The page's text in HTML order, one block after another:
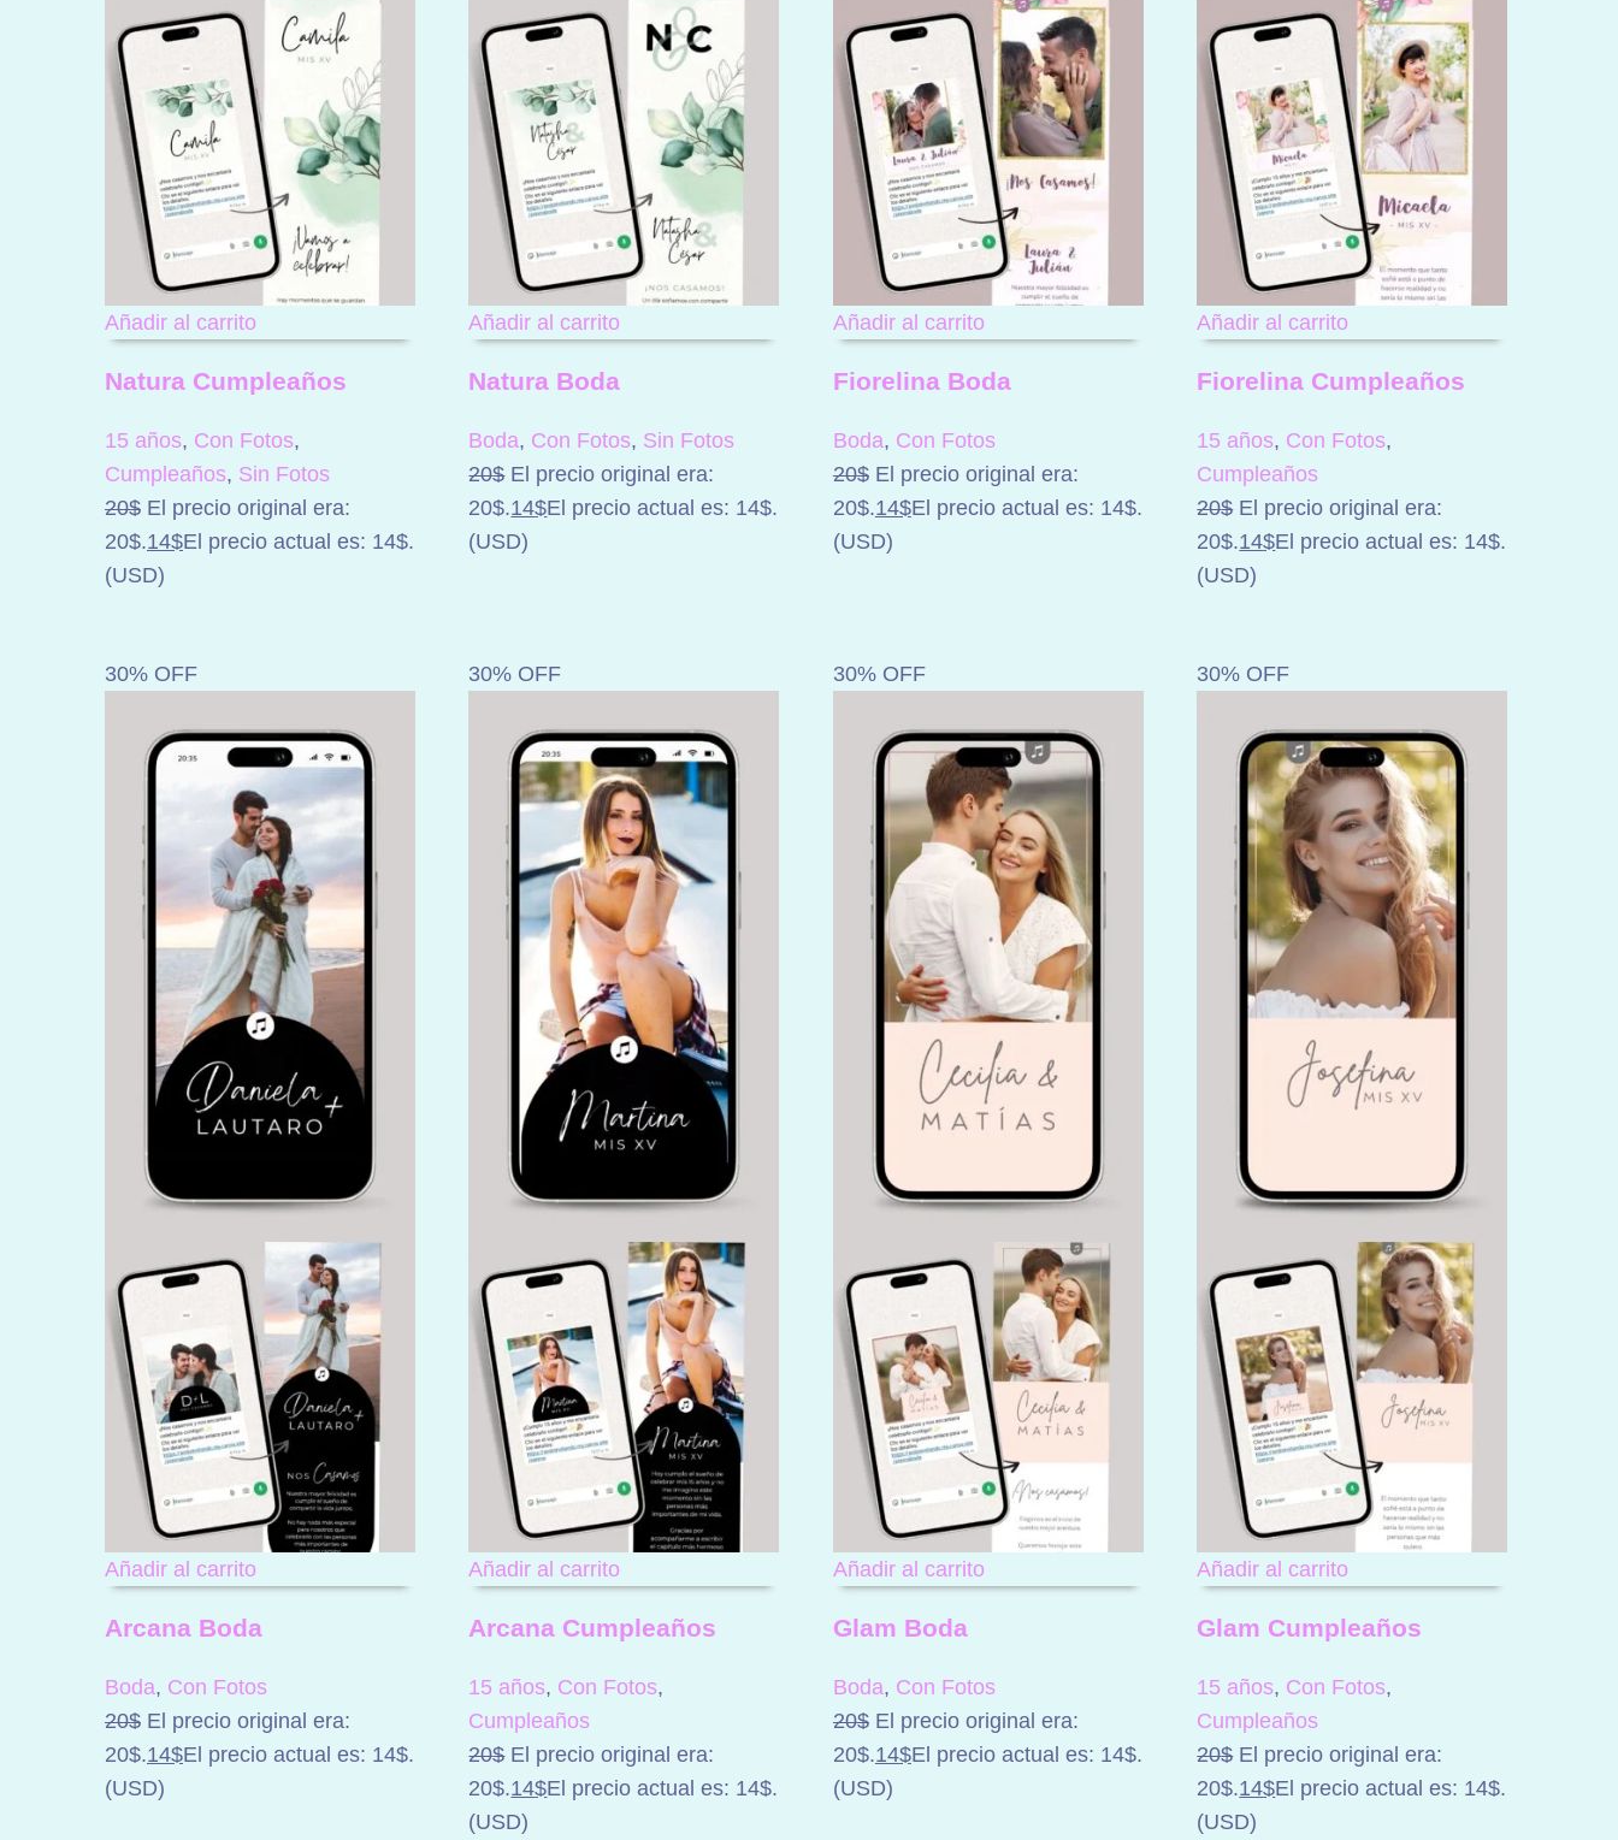
Añadir al carrito
Natura Cumpleaños
15 años, Con Fotos,
Cumpleaños, Sin Fotos
20$ El precio original era:
20$.14$El precio actual es: 14$.
(USD)
Añadir al carrito
Natura Boda
Boda, Con Fotos, Sin Fotos
20$ El precio original era:
20$.14$El precio actual es: 14$.
(USD)
Añadir al carrito
Fiorelina Boda
Boda, Con Fotos
20$ El precio original era:
20$.14$El precio actual es: 14$.
(USD)
Añadir al carrito
Fiorelina Cumpleaños
15 años, Con Fotos,
Cumpleaños
20$ El precio original era:
20$.14$El precio actual es: 14$.
(USD)
30% OFF
Añadir al carrito
Arcana Boda
Boda, Con Fotos
20$ El precio original era:
20$.14$El precio actual es: 14$.
(USD)
30% OFF
Añadir al carrito
Arcana Cumpleaños
15 años, Con Fotos,
Cumpleaños
20$ El precio original era:
20$.14$El precio actual es: 14$.
(USD)
30% OFF
Añadir al carrito
Glam Boda
Boda, Con Fotos
20$ El precio original era:
20$.14$El precio actual es: 14$.
(USD)
30% OFF
Añadir al carrito
Glam Cumpleaños
15 años, Con Fotos,
Cumpleaños
20$ El precio original era:
20$.14$El precio actual es: 14$.
(USD)